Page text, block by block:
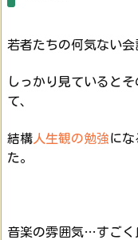
若者たちの何気ない会
しっかり見ていると
て、
結構 人生観の勉強に
た。
音楽の雰囲気…すごく